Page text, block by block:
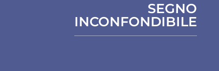
SEGNO
INCONFONDIBILE